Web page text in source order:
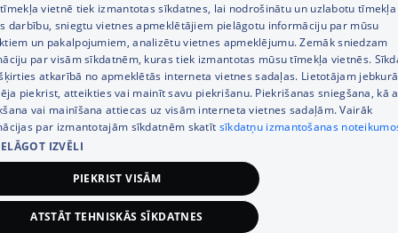
LATVIAN
RUSSIAN
ENGLISH
vietnē tiek izmantotas sīkdatnes, lai nodrošinātu un uzlabotu tīmekļa
darbību, sniegtu vietnes apmeklētājiem pielāgotu informāciju par mūsu
un pakalpojumiem, analizētu vietnes apmeklējumu. Zemāk sniedzam
par visām sīkdatnēm, kuras tiek izmantotas mūsu tīmekļa vietnēs.
atkarībā no apmeklētās interneta vietnes sadaļas. Lietotājam
piekrist, atteikties vai mainīt savu piekrišanu. Piekrišanas sniegšana, kā
vai mainīšana attiecas uz visām interneta vietnes sadaļām. Vairāk
par izmantotajām sīkdatnēm skatīt sīkdatņu izmantošanas
IZVĒLI
PIEKRIST VISĀM
ATSTĀT TEHNISKĀS SĪKDATNES